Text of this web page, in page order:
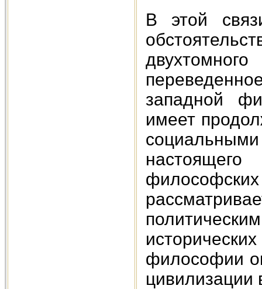
В этой
западной
имеет
философии
цивилизации